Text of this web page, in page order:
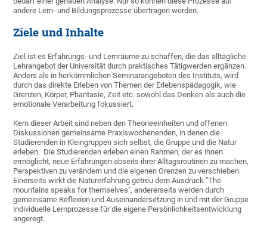
andere Lern- und Bildungsprozesse übertragen werden.
Ziele und Inhalte
Ziel ist es Erfahrungs- und Lernräume zu schaffen, die das alltägliche
Lehrangebot der Universität durch praktisches Tätigwerden ergänzen.
Anders als in herkömmlichen Seminarangeboten des Instituts, wird
durch das direkte Erleben von Themen der Erlebenspädagogik, wie
Grenzen, Körper, Phantasie, Zeit etc. sowohl das Denken als auch die
emotionale Verarbeitung fokussiert.
Kern dieser Arbeit sind neben den Theorieeinheiten und offenen
Diskussionen gemeinsame Praxiswochenenden, in denen die
Studierenden in Kleingruppen sich selbst, die Gruppe und die Natur
erleben. Die Studierenden erleben einen Rahmen, der es ihnen
ermöglicht, neue Erfahrungen abseits ihrer Alltagsroutinen zu machen,
Perspektiven zu verändern und die eigenen Grenzen zu verschieben.
Einerseits wirkt die Naturerfahrung getreu dem Ausdruck "The
mountains speaks for themselves", andererseits werden durch
gemeinsame Reflexion und Auseinandersetzung in und mit der Gruppe
individuelle Lernprozesse für die eigene Persönlichkeitsentwicklung
angeregt.